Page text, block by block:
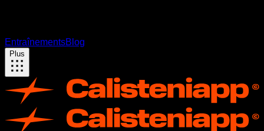
EntraînementsBlog
Plus